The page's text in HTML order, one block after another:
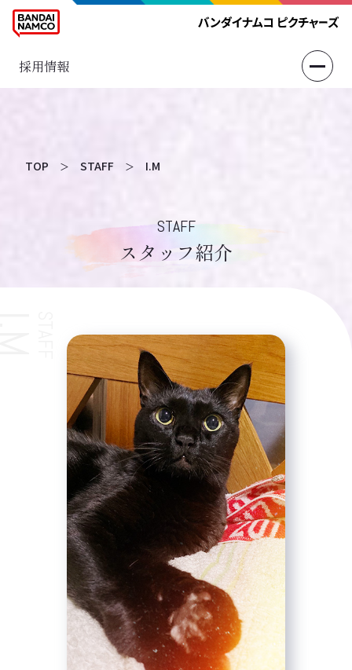
採用情報
TOP ＞ STAFF ＞ I.M
STAFF
スタッフ紹介
コーポレート部 経理チーム・メディアチーム
2017年度入社
I.M
BNP作品じゃないイエローなでんきね
ずみをデスクにかざってます。
PCのデスクトップは推したち、引き出
しにはお菓子とスティックドリンクを
ストックしているのでいつでも癒しの
休憩時間を作れます。
他のスタッフのデスクツアーはこちら